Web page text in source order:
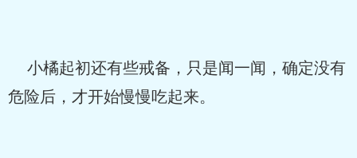
小橘起初还有些戒备，只是闻一闻，确定没有
危险后，才开始慢慢吃起来。